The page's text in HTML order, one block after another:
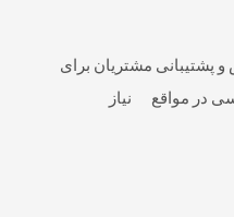
مشتریان برای
در مواقع نیاز